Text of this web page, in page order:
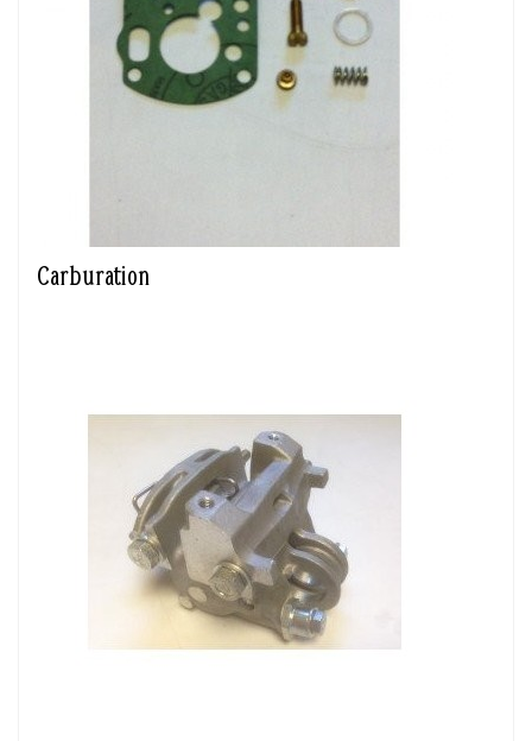
Carburation